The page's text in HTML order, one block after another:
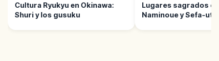
Cultura Ryukyu en Okinawa:
Shuri y los gusuku
Lugares sagrados
Naminoue y Sefa-